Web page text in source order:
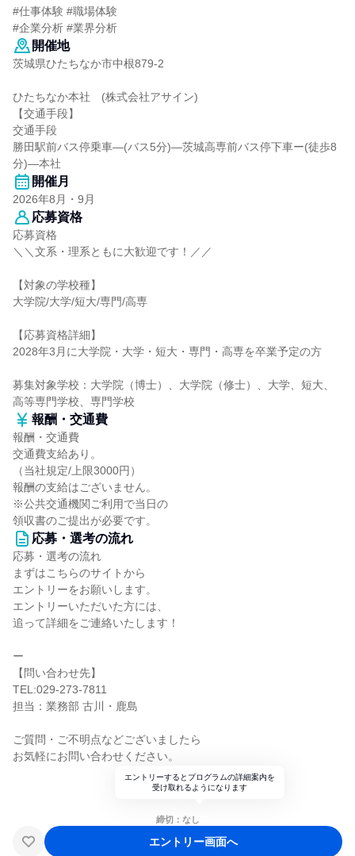
#仕事体験 #職場体験
#企業分析 #業界分析
開催地
茨城県ひたちなか市中根879-2
ひたちなか本社 (株式会社アサイン)
【交通手段】
交通手段
勝田駅前バス停乗車―(バス5分)―茨城高専前バス停下車ー(徒歩8
分)―本社
開催月
2026年8月・9月
応募資格
応募資格
＼＼文系・理系ともに大歓迎です！／／
【対象の学校種】
大学院/大学/短大/専門/高専
【応募資格詳細】
2028年3月に大学院・大学・短大・専門・高専を卒業予定の方
募集対象学校：大学院（博士）、大学院（修士）、大学、短大、
高等専門学校、専門学校
報酬・交通費
報酬・交通費
交通費支給あり。
（当社規定/上限3000円）
報酬の支給はございません。
※公共交通機関ご利用で当日の
領収書のご提出が必要です。
応募・選考の流れ
応募・選考の流れ
まずはこちらのサイトから
エントリーをお願いします。
エントリーいただいた方には、
追って詳細をご連絡いたします！
ー
【問い合わせ先】
TEL:029-273-7811
担当：業務部 古川・鹿島
ご質問・ご不明点などございましたら
お気軽にお問い合わせください。
エントリーするとプログラムの詳細案内を
受け取れるようになります
締切：なし
エントリー画面へ